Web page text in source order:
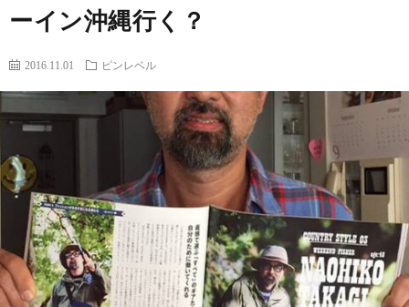
ウ
イ
レ
シ
ーイン沖縄行く？
2016.11.01 ピンレベル